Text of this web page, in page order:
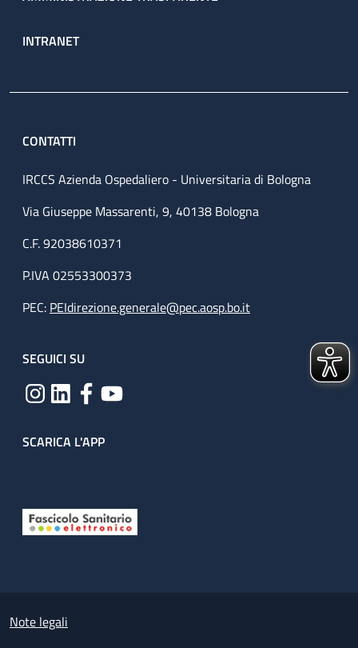
INTRANET
CONTATTI
IRCCS Azienda Ospedaliero - Universitaria di Bologna
Via Giuseppe Massarenti, 9, 40138 Bologna
C.F. 92038610371
P.IVA 02553300373
PEC: PEIdirezione.generale@pec.aosp.bo.it
SEGUICI SU
SCARICA L'APP
Small prints
Note legali